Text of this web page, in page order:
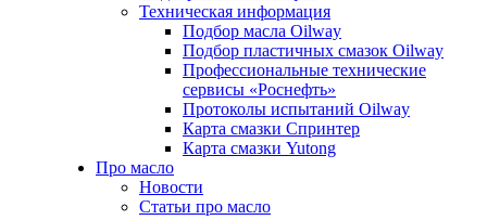
Техническая информация
Подбор масла Oilway
Подбор пластичных смазок Oilway
Профессиональные технические
сервисы «Роснефть»
Протоколы испытаний Oilway
Карта смазки Спринтер
Карта смазки Yutong
Про масло
Новости
Статьи про масло